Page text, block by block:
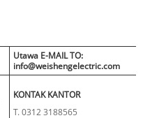
Utawa E-MAIL TO:
info@weishengelectric.com
KONTAK KANTOR
T. 0312 3188565